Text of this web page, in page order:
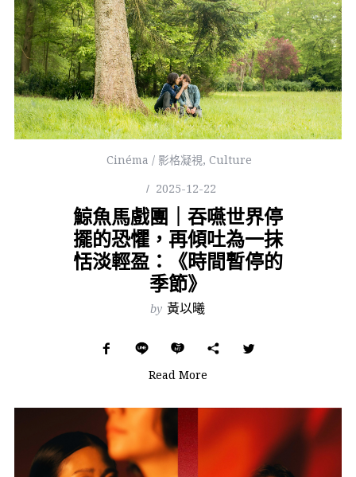
Cinéma / 影格凝視, Culture
2025-12-22
鯨魚馬戲團｜吞嚥世界停
擺的恐懼，再傾吐為一抹
恬淡輕盈：《時間暫停的
季節》
by 黃以曦
Read More